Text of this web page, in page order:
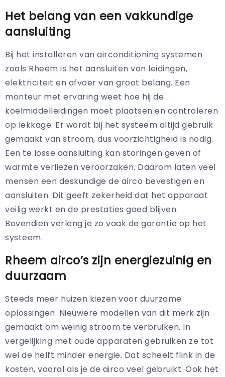
Het belang van een vakkundige
aansluiting
Bij het installeren van airconditioning systemen
zoals Rheem is het aansluiten van leidingen,
elektriciteit en afvoer van groot belang. Een
monteur met ervaring weet hoe hij de
koelmiddelleidingen moet plaatsen en controleren
op lekkage. Er wordt bij het systeem altijd gebruik
gemaakt van stroom, dus voorzichtigheid is nodig.
Een te losse aansluiting kan storingen geven of
warmte verliezen veroorzaken. Daarom laten veel
mensen een deskundige de airco bevestigen en
aansluiten. Dit geeft zekerheid dat het apparaat
veilig werkt en de prestaties goed blijven.
Bovendien verleng je zo vaak de garantie op het
systeem.
Rheem airco’s zijn energiezuinig en
duurzaam
Steeds meer huizen kiezen voor duurzame
oplossingen. Nieuwere modellen van dit merk zijn
gemaakt om weinig stroom te verbruiken. In
vergelijking met oude apparaten gebruiken ze tot
wel de helft minder energie. Dat scheelt flink in de
kosten, vooral als je de airco veel gebruikt. Ook het